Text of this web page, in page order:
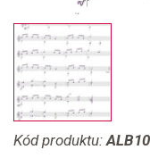
Kód produktu: